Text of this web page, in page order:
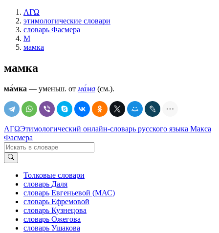
ΛΓΩ
этимологические словари
словарь Фасмера
М
мамка
мамка
ма́мка — уменьш. от ма́ма (см.).
ΛΓΩЭтимологический онлайн-словарь русского языка Макса
Фасмера
Толковые словари
словарь Даля
словарь Евгеньевой (МАС)
словарь Ефремовой
словарь Кузнецова
словарь Ожегова
словарь Ушакова